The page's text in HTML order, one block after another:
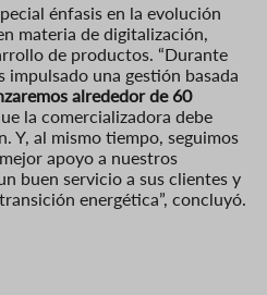
énfasis en la evolución
materia de digitalización,
de productos. “Durante
impulsado una gestión basada
alrededor de 60
la comercializadora debe
Y, al mismo tiempo, seguimos
apoyo a nuestros
buen servicio a sus clientes y
energética”, concluyó.